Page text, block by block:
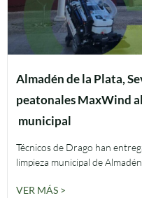
Almadén de la Plata,
peatonales MaxWind
municipal
Técnicos de Drago han
limpieza municipal de
VER MÁS >